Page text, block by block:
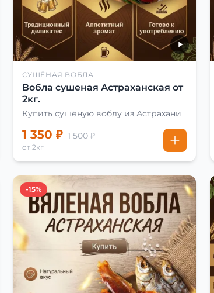
СУШЁНАЯ ВОБЛА
Вобла сушеная Астраханская от
2кг.
Купить сушёную воблу из Астрахани
1 350 ₽ 1 500 ₽
от 2кг
-15%